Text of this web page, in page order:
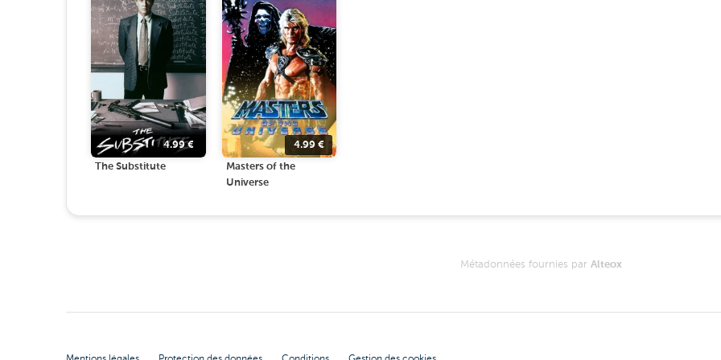
4.99€
The Substitute
4.99 €
Masters of the
Universe
Métadonnées fournies par Alteox